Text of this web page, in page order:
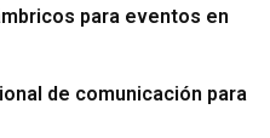
para eventos en
de comunicación para